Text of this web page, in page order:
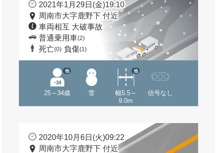
2021年1月29日(金)19:10
周南市大字鹿野下 付近
車両相互 大破事故
普通乗用車(2)
死亡(0) 負傷(1)
25～34歳
他
雪
幅5.5～
9.0m
他
信号なし
2020年10月6日(火)09:22
周南市大字鹿野下 付近